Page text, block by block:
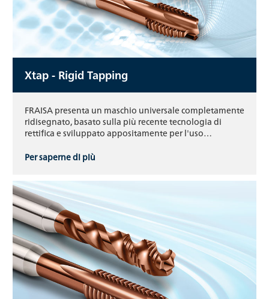
Xtap - Rigid Tapping
FRAISA presenta un maschio universale completamente
ridisegnato, basato sulla più recente tecnologia di
rettifica e sviluppato appositamente per l'uso…
Per saperne di più